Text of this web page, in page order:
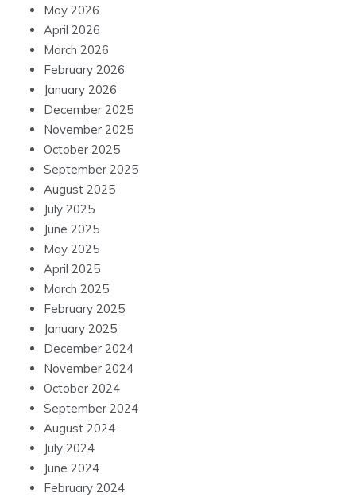
May 2026
April 2026
March 2026
February 2026
January 2026
December 2025
November 2025
October 2025
September 2025
August 2025
July 2025
June 2025
May 2025
April 2025
March 2025
February 2025
January 2025
December 2024
November 2024
October 2024
September 2024
August 2024
July 2024
June 2024
February 2024